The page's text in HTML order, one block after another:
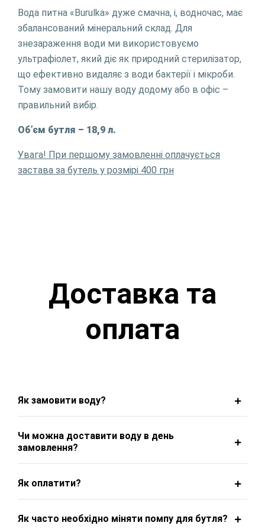
Вода питна «Burulka» дуже смачна, і, водночас, має
збалансований мінеральний склад. Для
знезараження води ми використовуємо
ультрафіолет, який діє як природний стерилізатор,
що ефективно видаляє з води бактерії і мікроби.
Тому замовити нашу воду додому або в офіс –
правильний вибір.
Об’єм бутля – 18,9 л.
Увага! При першому замовленні оплачується
застава за бутель у розмірі 400 грн
Доставка та
оплата
Як замовити воду?
Чи можна доставити воду в день
замовлення?
Як оплатити?
Як часто необхідно міняти помпу для бутля?